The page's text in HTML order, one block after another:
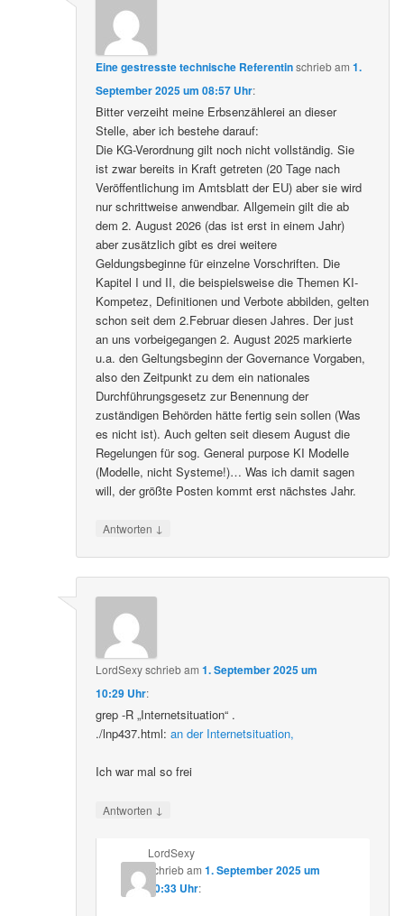
Eine gestresste technische Referentinschriebam1.
September 2025 um 08:57 Uhr:
Bitter verzeiht meine Erbsenzählerei an dieser
Stelle, aber ich bestehe darauf:
Die KG-Verordnung gilt noch nicht vollständig. Sie
ist zwar bereits in Kraft getreten (20 Tage nach
Veröffentlichung im Amtsblatt der EU) aber sie wird
nur schrittweise anwendbar. Allgemein gilt die ab
dem 2. August 2026 (das ist erst in einem Jahr)
aber zusätzlich gibt es drei weitere
Geldungsbeginne für einzelne Vorschriften. Die
Kapitel I und II, die beispielsweise die Themen KI-
Kompetez, Definitionen und Verbote abbilden, gelten
schon seit dem 2.Februar diesen Jahres. Der just
an uns vorbeigegangen 2. August 2025 markierte
u.a. den Geltungsbeginn der Governance Vorgaben,
also den Zeitpunkt zu dem ein nationales
Durchführungsgesetz zur Benennung der
zuständigen Behörden hätte fertig sein sollen (Was
es nicht ist). Auch gelten seit diesem August die
Regelungen für sog. General purpose KI Modelle
(Modelle, nicht Systeme!)… Was ich damit sagen
will, der größte Posten kommt erst nächstes Jahr.
Antworten ↓
LordSexyschriebam1. September 2025 um
10:29 Uhr:
grep -R „Internetsituation“ .
./lnp437.html:an der Internetsituation,
Ich war mal so frei
Antworten ↓
LordSexy
schriebam 1. September 2025 um
10:33 Uhr: